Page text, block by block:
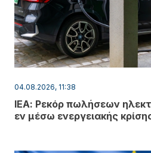
04.08.2026, 11:38
ΙΕΑ: Ρεκόρ πωλήσεων
εν μέσω ενεργειακής